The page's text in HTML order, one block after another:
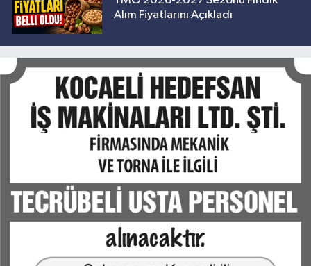
Alım Fiyatlarını Açıkladı